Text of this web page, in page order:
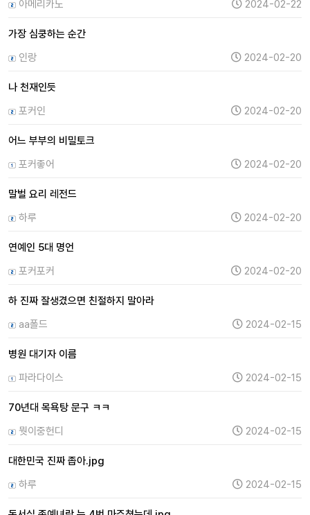
아메리카노
2024-02-22
가장 심쿵하는 순간
인랑
2024-02-20
나 천재인듯
포커인
2024-02-20
어느 부부의 비밀토크
포커좋어
2024-02-20
말벌 요리 레전드
하루
2024-02-20
연예인 5대 명언
포커포커
2024-02-20
하 진짜 잘생겼으면 친절하지 말아라
aa폴드
2024-02-15
병원 대기자 이름
파라다이스
2024-02-15
70년대 목욕탕 문구 ㅋㅋ
뭣이중헌디
2024-02-15
대한민국 진짜 좁아.jpg
하루
2024-02-15